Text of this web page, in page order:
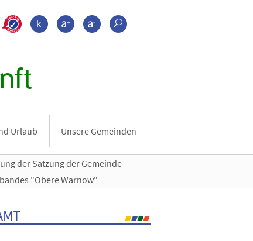
>???leichte_sprache???
KontrastSchrift größerSchrift kleiner
Suche
Urlaub Unsere Gemeinden
der Satzung der Gemeinde
"Obere Warnow"